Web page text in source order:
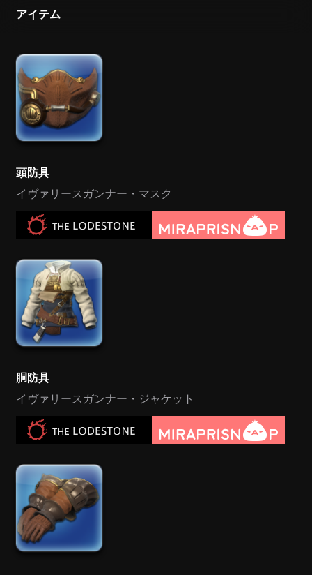
アイテム
頭防具
イヴァリースガンナー・マスク
胴防具
イヴァリースガンナー・ジャケット